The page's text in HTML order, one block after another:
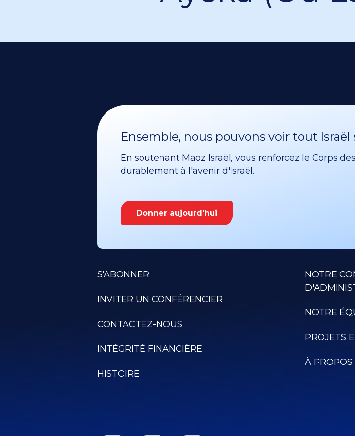
Ensemble, nous pouvons voir tout Israël
En soutenant Maoz Israël, vous renforcez le Corps
durablement à l'avenir d'Israël.
Donner aujourd'hui
S'ABONNER
INVITER UN CONFÉRENCIER
CONTACTEZ-NOUS
INTÉGRITÉ FINANCIÈRE
HISTOIRE
NOTRE
NOTRE
PROJETS
À